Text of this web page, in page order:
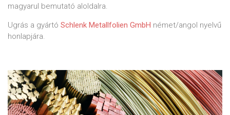
magyarul bemutató aloldalra.
Ugrás a gyártó Schlenk Metallfolien GmbH német/angol nyelvű
honlapjára.